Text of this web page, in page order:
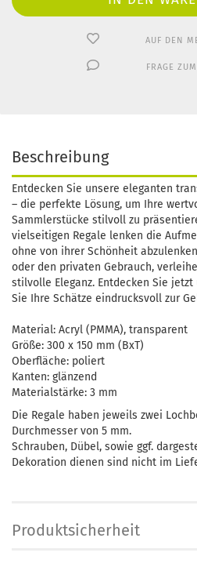
AUF DEN
FRAGE
Beschreibung
Entdecken Sie unsere eleganten
– die perfekte Lösung, um Ihre
Sammlerstücke stilvoll zu
vielseitigen Regale lenken die
ohne von ihrer Schönheit
oder den privaten Gebrauch,
stilvolle Eleganz. Entdecken Sie
Sie Ihre Schätze eindrucksvoll zur
Material: Acryl (PMMA), transparent
Größe: 300 x 150 mm (BxT)
Oberfläche: poliert
Kanten: glänzend
Materialstärke: 3 mm
Die Regale haben jeweils zwei
Durchmesser von 5 mm.
Schrauben, Dübel, sowie ggf.
Dekoration dienen sind nicht im
Produktsicherheit